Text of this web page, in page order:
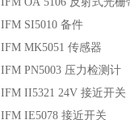
IFM SI5010 备件
IFM MK5051 传感器
IFM PN5003 压力检测计
IFM II5321 24V 接近开关
IFM IE5078 接近开关